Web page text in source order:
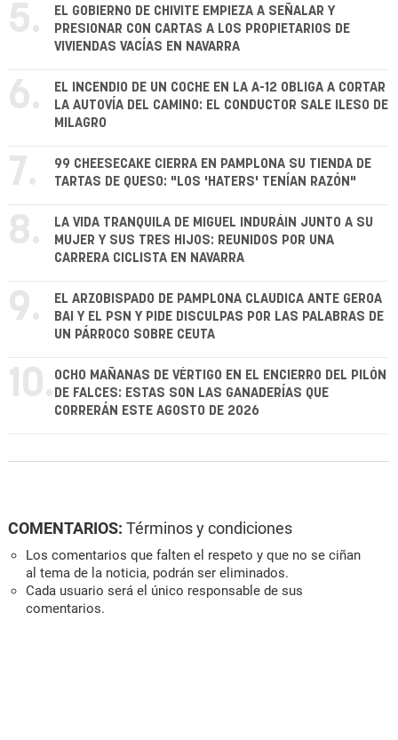
5.
EL GOBIERNO DE CHIVITE EMPIEZA A SEÑALAR Y
PRESIONAR CON CARTAS A LOS PROPIETARIOS DE
VIVIENDAS VACÍAS EN NAVARRA
6.
EL INCENDIO DE UN COCHE EN LA A-12 OBLIGA A CORTAR
LA AUTOVÍA DEL CAMINO: EL CONDUCTOR SALE ILESO DE
MILAGRO
7.
99 CHEESECAKE CIERRA EN PAMPLONA SU TIENDA DE
TARTAS DE QUESO: "LOS 'HATERS' TENÍAN RAZÓN"
8.
LA VIDA TRANQUILA DE MIGUEL INDURÁIN JUNTO A SU
MUJER Y SUS TRES HIJOS: REUNIDOS POR UNA
CARRERA CICLISTA EN NAVARRA
9.
EL ARZOBISPADO DE PAMPLONA CLAUDICA ANTE GEROA
BAI Y EL PSN Y PIDE DISCULPAS POR LAS PALABRAS DE
UN PÁRROCO SOBRE CEUTA
10. OCHO MAÑANAS DE VÉRTIGO EN EL ENCIERRO DEL PILÓN
DE FALCES: ESTAS SON LAS GANADERÍAS QUE
CORRERÁN ESTE AGOSTO DE 2026
COMENTARIOS: Términos y condiciones
Los comentarios que falten el respeto y que no se ciñan
al tema de la noticia, podrán ser eliminados.
Cada usuario será el único responsable de sus
comentarios.